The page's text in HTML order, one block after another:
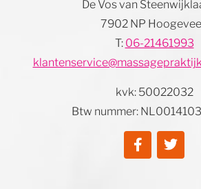
De Vos van
7902 NP
T: 06-21461993
kvk: 50022032
Btw nummer: